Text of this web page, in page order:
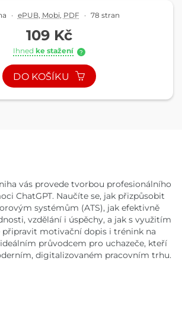
· ePUB, Mobi PDF · 78 stran
109 Kč
Ihned ke stažení ?
DO KOŠÍKU
vás provede tvorbou profesionálního
ChatGPT. Naučíte se, jak přizpůsobit
systémům (ATS), jak efektivně
vzdělání i úspěchy, a jak s využitím
motivační dopis i trénink na
průvodcem pro uchazeče, kteří
digitalizovaném pracovním trhu.